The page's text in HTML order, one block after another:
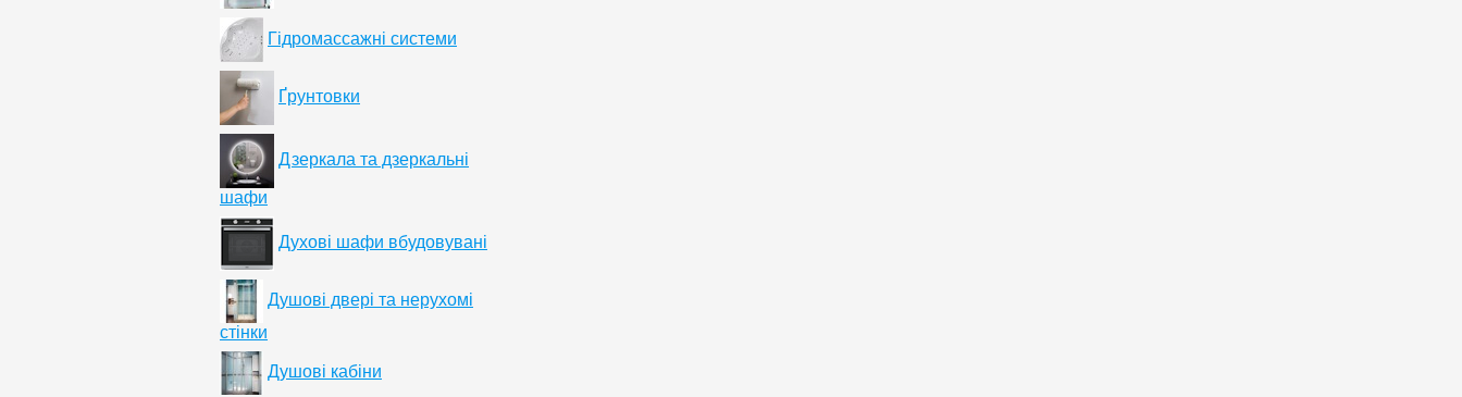
Гідромассажні системи
Ґрунтовки
Дзеркала та дзеркальні
шафи
Духові шафи вбудовувані
Душові двері та нерухомі
стінки
Душові кабіни